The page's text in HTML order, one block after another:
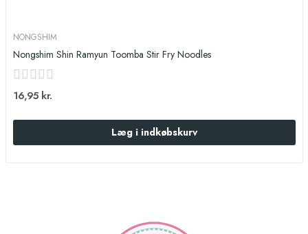
NONGSHIM
Nongshim Shin Ramyun Toomba Stir Fry Noodles
16,95 kr.
Læg i indkøbskurv